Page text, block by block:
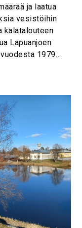
ja laatua
vesistöihin
kalatalouteen
Lapuanjoen
1979…